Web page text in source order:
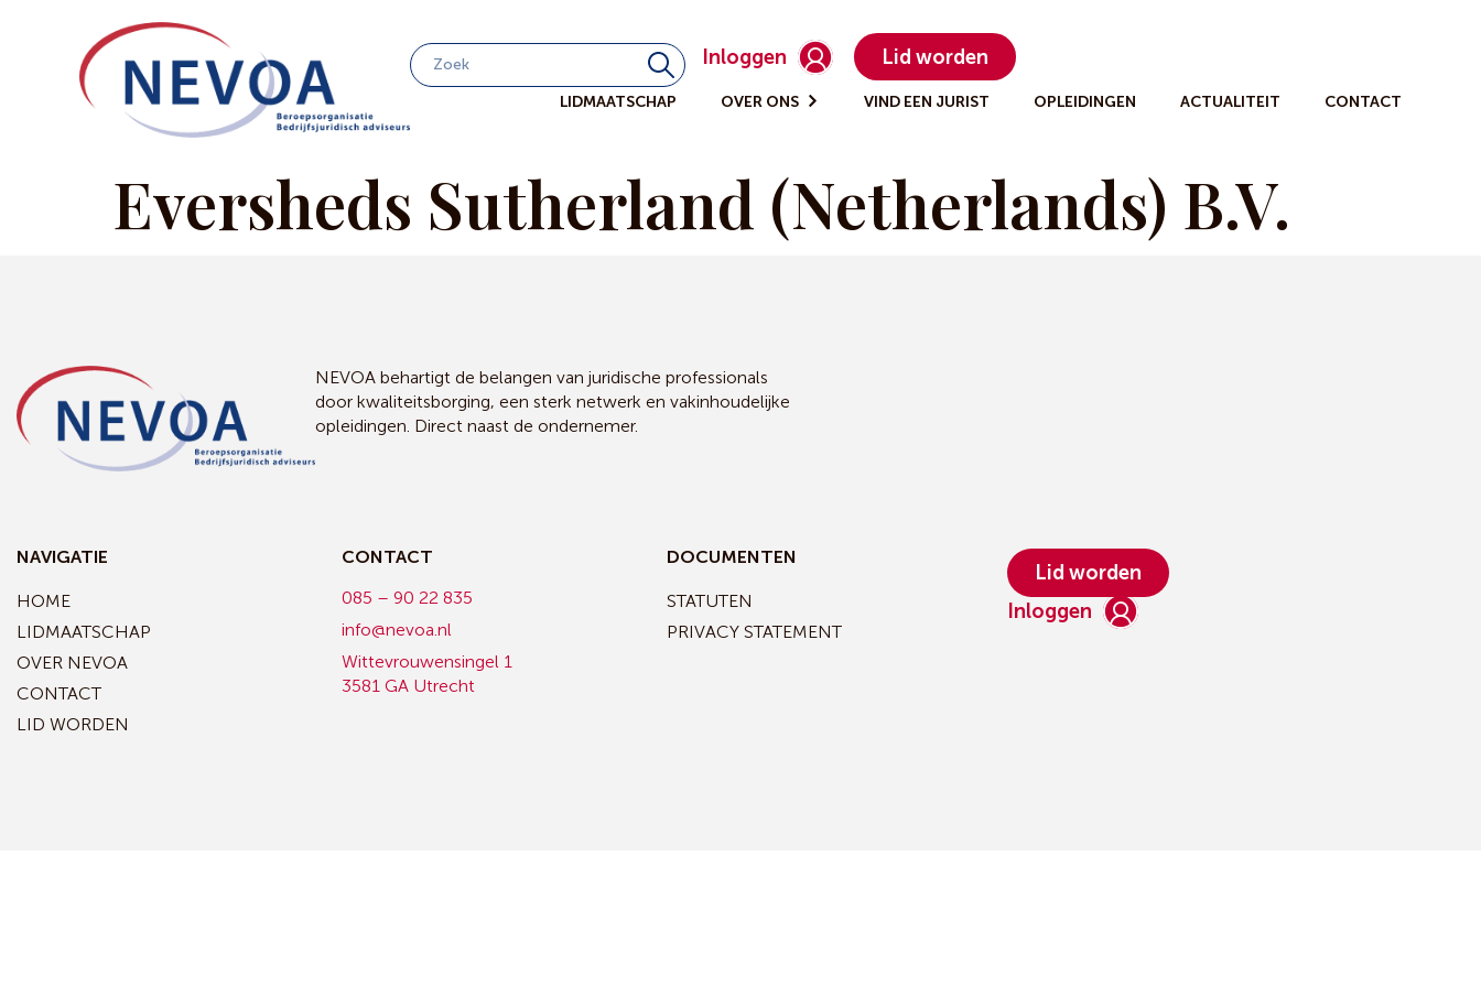
Inloggen Lid worden
LIDMAATSCHAP OVER ONS VIND EEN JURIST OPLEIDINGEN ACTUALITEIT CONTACT
Eversheds Sutherland (Netherlands) B.V.
NEVOA behartigt de belangen van juridische professionals
door kwaliteitsborging, een sterk netwerk en vakinhoudelijke
opleidingen. Direct naast de ondernemer.
NAVIGATIE
HOME
LIDMAATSCHAP
OVER NEVOA
CONTACT
LID WORDEN
CONTACT
085 – 90 22 835
info@nevoa.nl
Wittevrouwensingel 1
3581 GA Utrecht
DOCUMENTEN
STATUTEN
PRIVACY STATEMENT
Inloggen
Lid worden